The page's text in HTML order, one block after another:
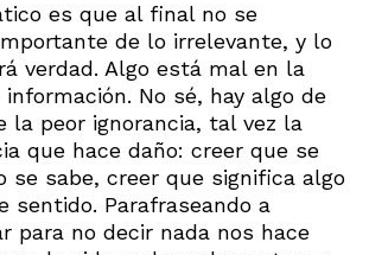
es que al final no se
de lo irrelevante, y lo
verdad. Algo está mal en la
No sé, hay algo de
la peor ignorancia, tal vez la
que hace daño: creer que se
se sabe, creer que significa algo
sentido. Parafraseando a
para no decir nada nos hace